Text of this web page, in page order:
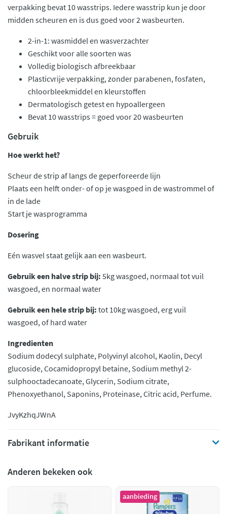
verpakking bevat 10 wasstrips. Iedere wasstrip kun je door
midden scheuren en is dus goed voor 2 wasbeurten.
2-in-1: wasmiddel en wasverzachter
Geschikt voor alle soorten was
Volledig biologisch afbreekbaar
Plasticvrije verpakking, zonder parabenen, fosfaten,
chloorbleekmiddel en kleurstoffen
Dermatologisch getest en hypoallergeen
Bevat 10 wasstrips = goed voor 20 wasbeurten
Gebruik
Hoe werkt het?
Scheur de strip af langs de geperforeerde lijn
Plaats een helft onder- of op je wasgoed in de wastrommel of
in de lade
Start je wasprogramma
Dosering
Eén wasvel staat gelijk aan een wasbeurt.
Gebruik een halve strip bij: 5kg wasgoed, normaal tot vuil
wasgoed, en normaal water
Gebruik een hele strip bij: tot 10kg wasgoed, erg vuil
wasgoed, of hard water
Ingredienten
Sodium dodecyl sulphate, Polyvinyl alcohol, Kaolin, Decyl
glucoside, Cocamidopropyl betaine, Sodium methyl 2-
sulphooctadecanoate, Glycerin, Sodium citrate,
Phenoxyethanol, Saponins, Proteinase, Citric acid, Perfume.
JvyKzhqJWnA
Fabrikant informatie
Anderen bekeken ook
aanbieding